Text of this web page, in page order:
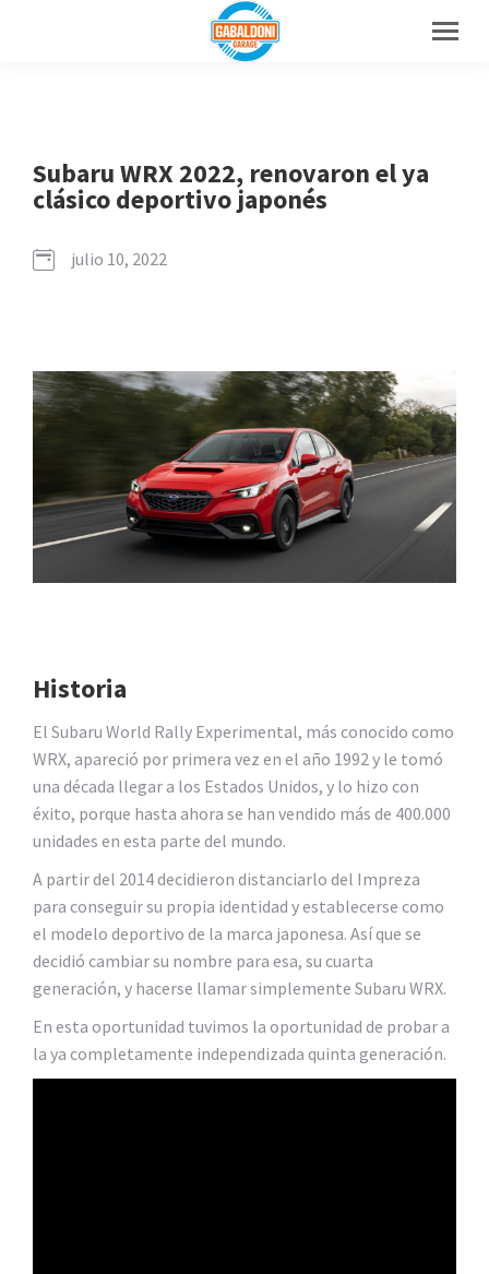
Subaru WRX 2022, renovaron el ya
clásico deportivo japonés
julio 10, 2022
Historia
El Subaru World Rally Experimental, más conocido como
WRX, apareció por primera vez en el año 1992 y le tomó
una década llegar a los Estados Unidos, y lo hizo con
éxito, porque hasta ahora se han vendido más de 400.000
unidades en esta parte del mundo.
A partir del 2014 decidieron distanciarlo del Impreza
para conseguir su propia identidad y establecerse como
el modelo deportivo de la marca japonesa. Así que se
decidió cambiar su nombre para esa, su cuarta
generación, y hacerse llamar simplemente Subaru WRX.
En esta oportunidad tuvimos la oportunidad de probar a
la ya completamente independizada quinta generación.